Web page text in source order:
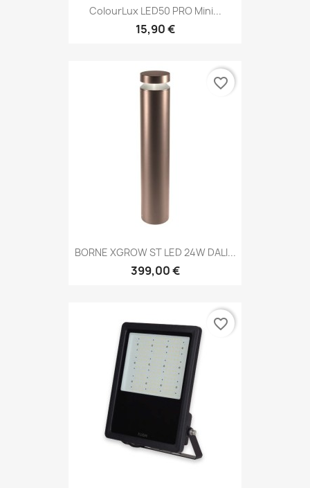
ColourLux LED50 PRO Mini...
15,90 €
BORNE XGROW ST LED 24W DALI...
399,00 €
favorite_border
favorite_border